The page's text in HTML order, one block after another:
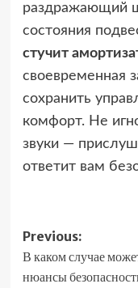
раздражающий
состояния
стучит
своевременная
сохранить
комфорт. Не
звуки —
ответит вам
Post
Previous:
В каком случае
нюансы